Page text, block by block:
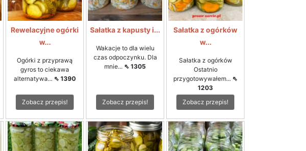
Rewelacyjne ogórki
w...
Ogórki z przyprawą
gyros to ciekawa
alternatywa... ⇖ 1390
Zobacz przepis!
Sałatka z kapusty i...
Wakacje to dla wielu
czas odpoczynku. Dla
mnie... ⇖ 1305
Zobacz przepis!
Sałatka z ogórków
w...
Sałatka z ogórków
Ostatnio
przygotowywałem... ⇖
1203
Zobacz przepis!